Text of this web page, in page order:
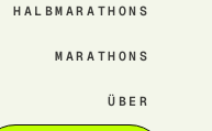
HALBMARATHONS
MARATHONS
ÜBER